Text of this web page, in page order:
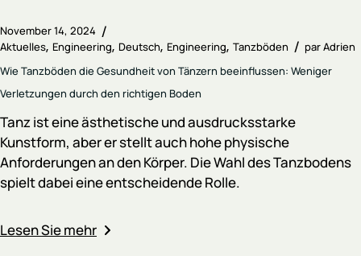
November 14, 2024
Aktuelles Engineering Deutsch Engineering Tanzböden parAdrien
Wie Tanzböden die Gesundheit von Tänzern beeinflussen: Weniger
Verletzungen durch den richtigen Boden
Tanz ist eine ästhetische und ausdrucksstarke
Kunstform, aber er stellt auch hohe physische
Anforderungen an den Körper. Die Wahl des Tanzbodens
spielt dabei eine entscheidende Rolle.
Lesen Sie mehr